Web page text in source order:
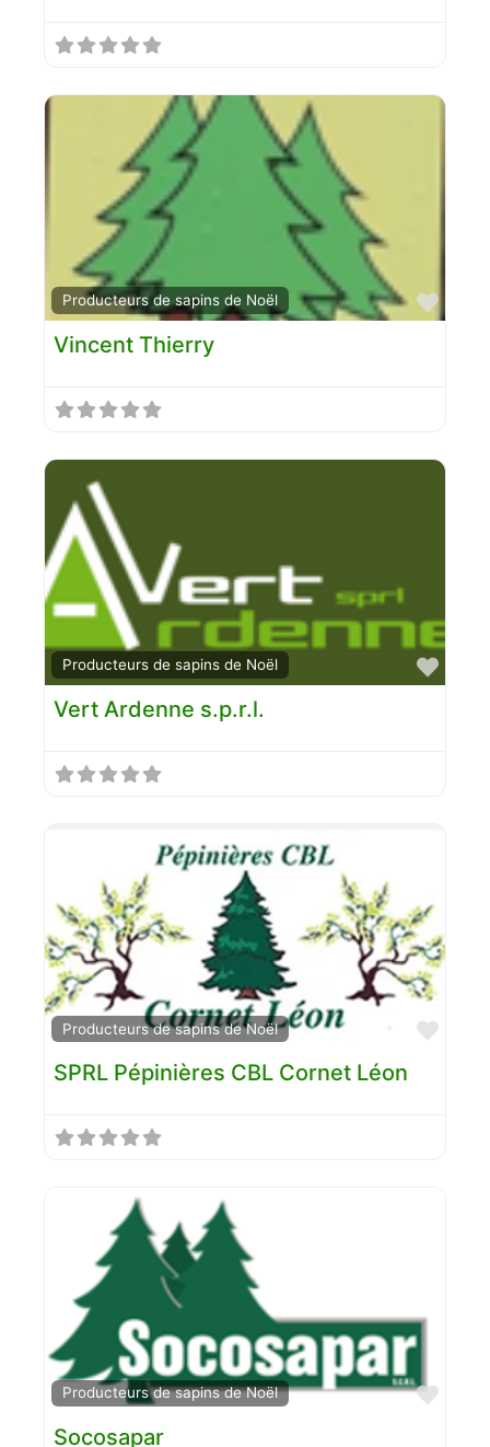
Producteurs de sapins de Noël
Vincent Thierry
Producteurs de sapins de Noël
Vert Ardenne s.p.r.l.
Producteurs de sapins de Noël
SPRL Pépinières CBL Cornet Léon
Producteurs de sapins de Noël
Socosapar